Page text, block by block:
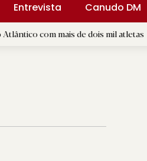
Entrevista
Canudo DM
de dois mil atletas | D.